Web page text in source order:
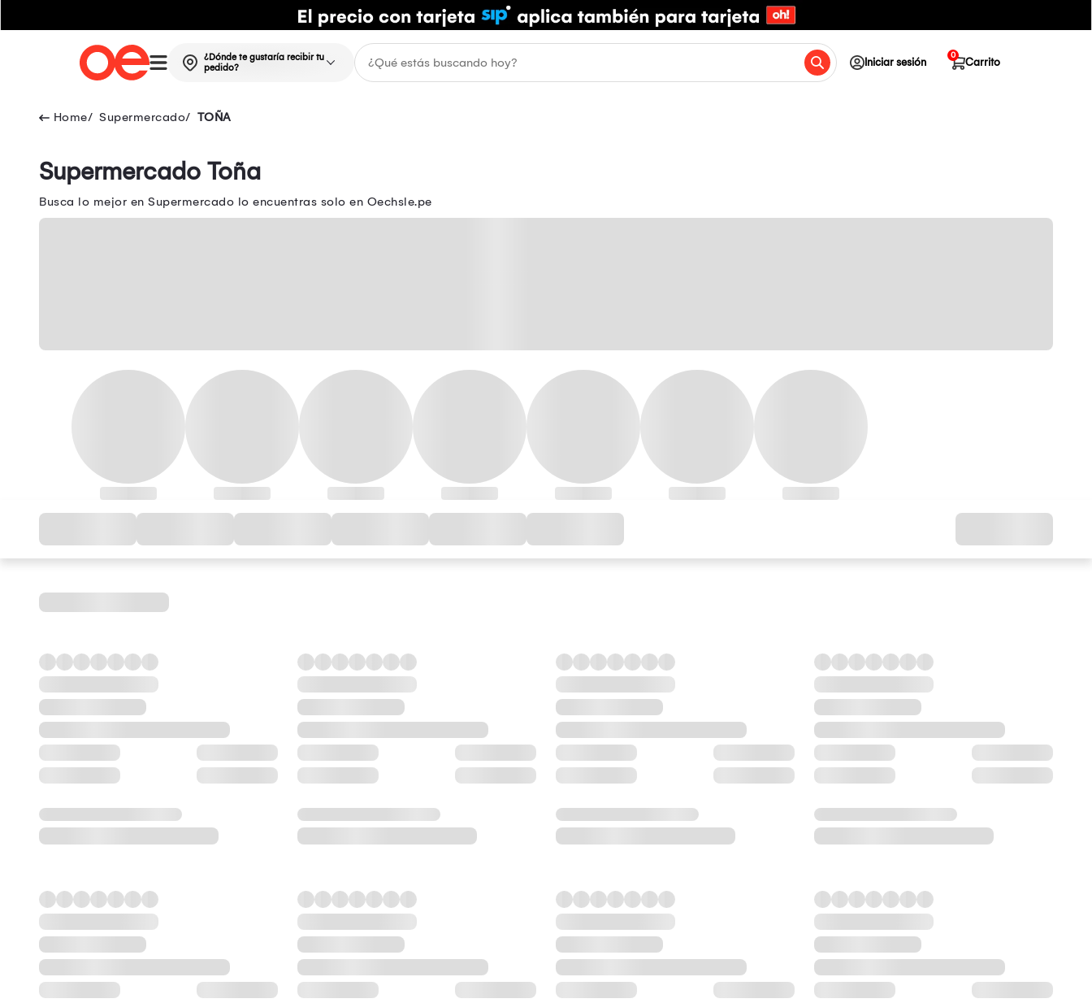
¿Dónde te gustaría recibir tu
pedido?
Iniciar sesión Carrito
0
Supermercado TOÑA
Supermercado Toña
Busca lo mejor en Supermercado lo encuentras solo en Oechsle.pe